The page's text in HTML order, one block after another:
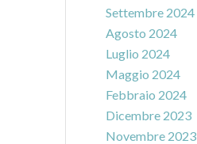
Settembre 2024
Agosto 2024
Luglio 2024
Maggio 2024
Febbraio 2024
Dicembre 2023
Novembre 2023